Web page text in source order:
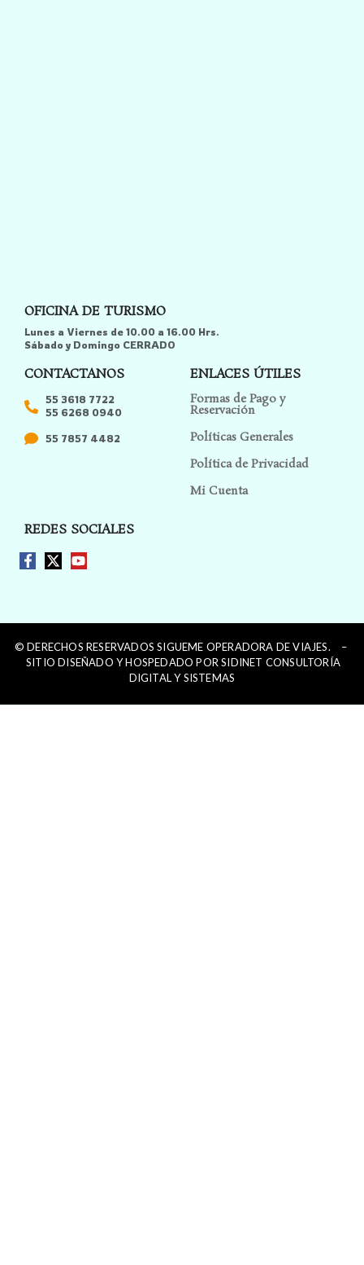
OFICINA DE TURISMO
Lunes a Viernes de 10.00 a 16.00 Hrs.
Sábado y Domingo CERRADO
CONTACTANOS
55 3618 7722
55 6268 0940
55 7857 4482
ENLACES ÚTILES
Formas de Pago y
Reservación
Políticas Generales
Política de Privacidad
Mi Cuenta
REDES SOCIALES
© DERECHOS RESERVADOS SIGUEME OPERADORA DE VIAJES. –
SITIO DISEÑADO Y HOSPEDADO POR SIDINET CONSULTORÍA
DIGITAL Y SISTEMAS